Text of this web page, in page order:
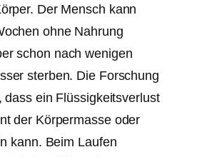
Der Mensch kann
ohne Nahrung
schon nach wenigen
sterben. Die Forschung
dass ein Flüssigkeitsverlust
der Körpermasse oder
kann. Beim Laufen